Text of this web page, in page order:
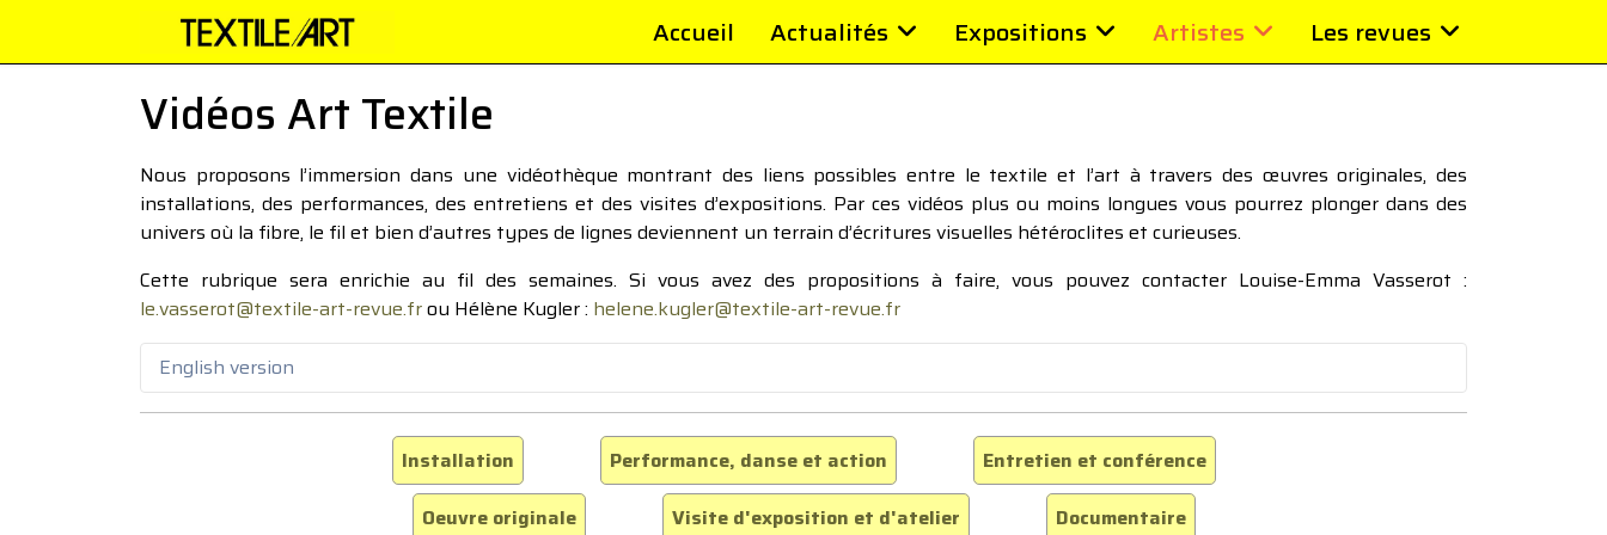
Accueil Actualités Expositions Artistes Les revues
Vidéos Art Textile
Nous proposons l’immersion dans une vidéothèque montrant des liens possibles entre le textile et l’art à travers des œuvres originales, des
installations, des performances, des entretiens et des visites d’expositions. Par ces vidéos plus ou moins longues vous pourrez plonger dans des
univers où la fibre, le fil et bien d’autres types de lignes deviennent un terrain d’écritures visuelles hétéroclites et curieuses.
Cette rubrique sera enrichie au fil des semaines. Si vous avez des propositions à faire, vous pouvez contacter Louise-Emma Vasserot :
le.vasserot@textile-art-revue.frou Hélène Kugler : helene.kugler@textile-art-revue.fr
English version
Installation Performance, danse et action
Entretien et conférence
Oeuvre originale
Visite d'exposition et d'atelier Documentaire